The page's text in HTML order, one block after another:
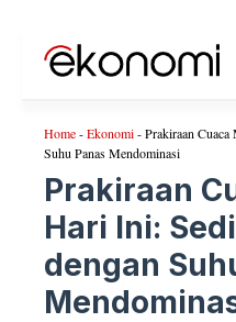
Home-Ekonomi-Prakiraan
Suhu Panas Mendominasi
Prakiraan
Hari Ini:
dengan